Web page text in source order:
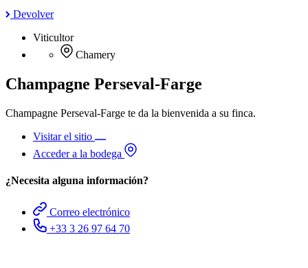
Devolver
Viticultor
Chamery
Champagne Perseval-Farge
Champagne Perseval-Farge te da la bienvenida a su finca.
Visitar el sitio
Acceder a la bodega
¿Necesita alguna información?
Correo electrónico
+33 3 26 97 64 70